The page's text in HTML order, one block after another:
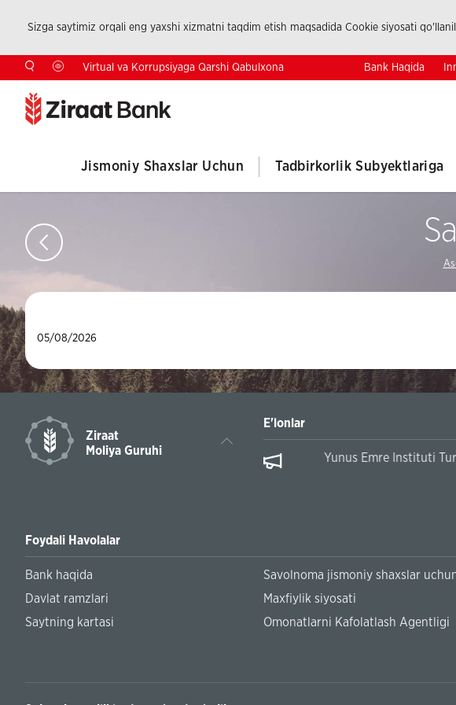
Sizga saytimiz orqali eng yaxshi xizmatni taqdim etish maqsadida Cookie siyosati
Virtual va Korrupsiyaga Qarshi Qabulxona Bank Haqida
Jismoniy Shaxslar Uchun Tadbirkorlik Subyektlariga
05/08/2026
Ziraat
Moliya Guruhi
E'lonlar
Yunus Emre Instituti Turk
Foydali Havolalar
Bank haqida Savolnoma jismoniy shaxslar
Davlat ramzlari
Maxfiylik siyosati
Saytning kartasi
Omonatlarni Kafolatlash Agentligi